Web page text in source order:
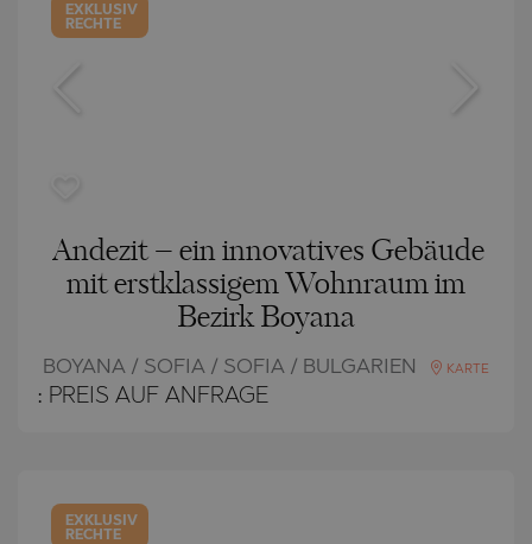
EXKLUSIV
RECHTE
Andezit – ein innovatives Gebäude
mit erstklassigem Wohnraum im
Bezirk Boyana
BOYANA / SOFIA / SOFIA / BULGARIEN KARTE
: PREIS AUF ANFRAGE
EXKLUSIV
RECHTE